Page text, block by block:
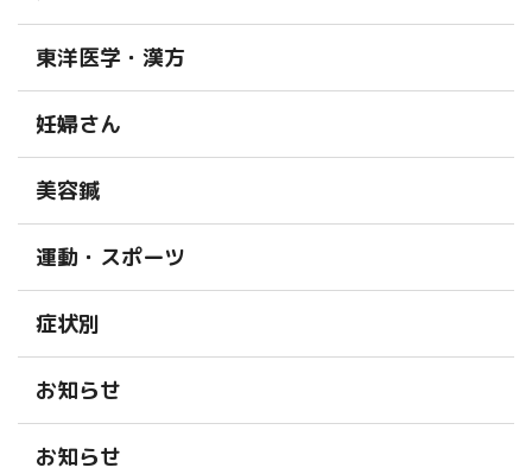
東洋医学・漢方
妊婦さん
美容鍼
運動・スポーツ
症状別
お知らせ
お知らせ